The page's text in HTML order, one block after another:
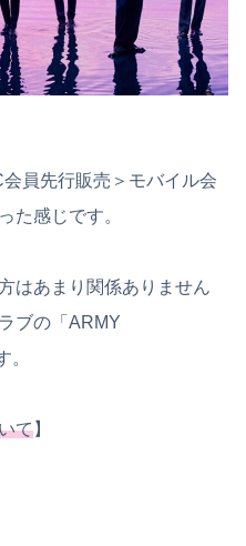
員先行販売＞モバイル会
た感じです。
はあまり関係ありません
ブの「ARMY
。
て】